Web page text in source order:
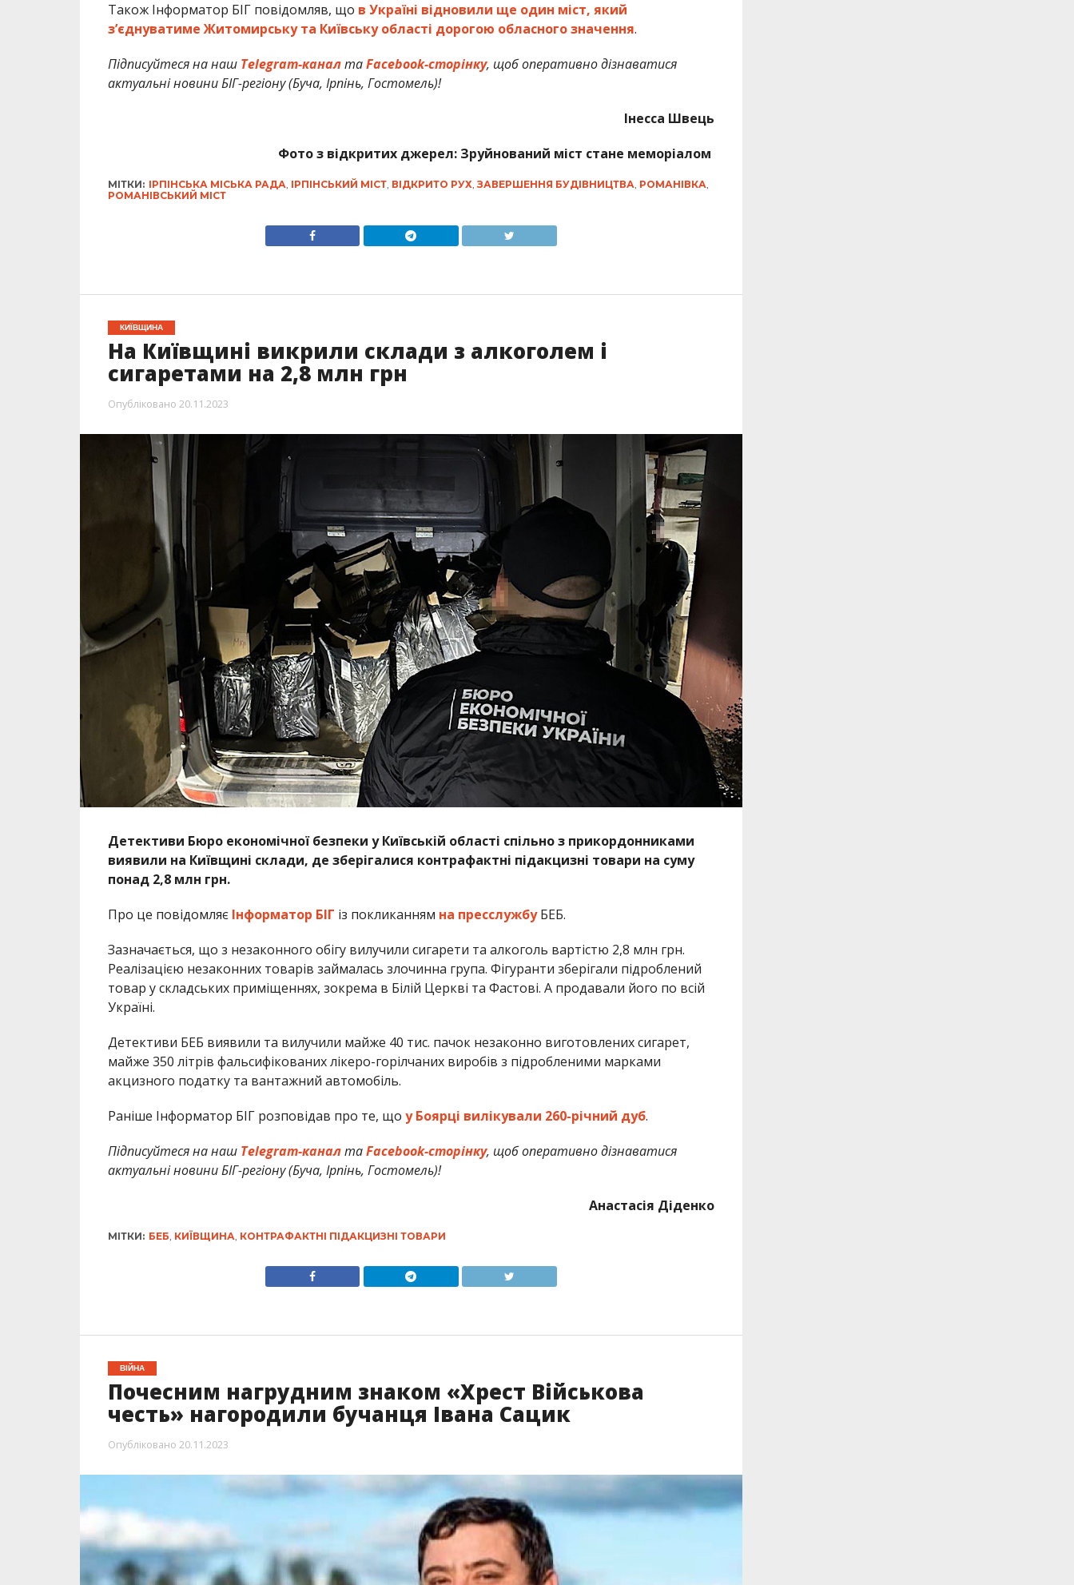
Також Інформатор БІГ повідомляв, що в Україні відновили ще один міст, який
з’єднуватиме Житомирську та Київську області дорогою обласного значення.
Підписуйтеся на наш Telegram-каналтаFacebook-сторінку, щоб оперативно дізнаватися
актуальні новини БІГ-регіону (Буча, Ірпінь, Гостомель)!
Інесса Швець
Фото з відкритих джерел: Зруйнований міст стане меморіалом
МІТКИ: ІРПІНСЬКА МІСЬКА РАДА, ІРПІНСЬКИЙ МІСТ, ВІДКРИТО РУХ, ЗАВЕРШЕННЯ БУДІВНИЦТВА, РОМАНІВКА,
РОМАНІВСЬКИЙ МІСТ
КИЇВЩИНА
На Київщині викрили склади з алкоголем і
сигаретами на 2,8 млн грн
Опубліковано 20.11.2023
Детективи Бюро економічної безпеки у Київській області спільно з прикордонниками
виявили на Київщині склади, де зберігалися контрафактні підакцизні товари на суму
понад 2,8 млн грн.
Про це повідомляє Інформатор БІГ із покликанням на пресслужбуБЕБ.
Зазначається, що з незаконного обігу вилучили сигарети та алкоголь вартістю 2,8 млн грн.
Реалізацією незаконних товарів займалась злочинна група. Фігуранти зберігали підроблений
товар у складських приміщеннях, зокрема в Білій Церкві та Фастові. А продавали його по всій
Україні.
Детективи БЕБ виявили та вилучили майже 40 тис. пачок незаконно виготовлених сигарет,
майже 350 літрів фальсифікованих лікеро-горілчаних виробів з підробленими марками
акцизного податку та вантажний автомобіль.
Раніше Інформатор БІГ розповідав про те, що у Боярці вилікували 260-річний дуб.
Підписуйтеся на наш Telegram-каналтаFacebook-сторінку, щоб оперативно дізнаватися
актуальні новини БІГ-регіону (Буча, Ірпінь, Гостомель)!
Анастасія Діденко
МІТКИ: БЕБ КИЇВЩИНА КОНТРАФАКТНІ ПІДАКЦИЗНІ ТОВАРИ
ВІЙНА
Почесним нагрудним знаком «Хрест Військова
честь» нагородили бучанця Івана Сацик
Опубліковано 20.11.2023